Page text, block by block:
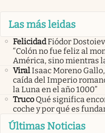
Las más leidas
FelicidadFiódor
“Colón no fue feliz al
América, sino mientras
ViralIsaac Moreno
caída del Imperio
la Luna en el año 1000”
Truco Qué significa
coche y por qué es
Últimas Noticias